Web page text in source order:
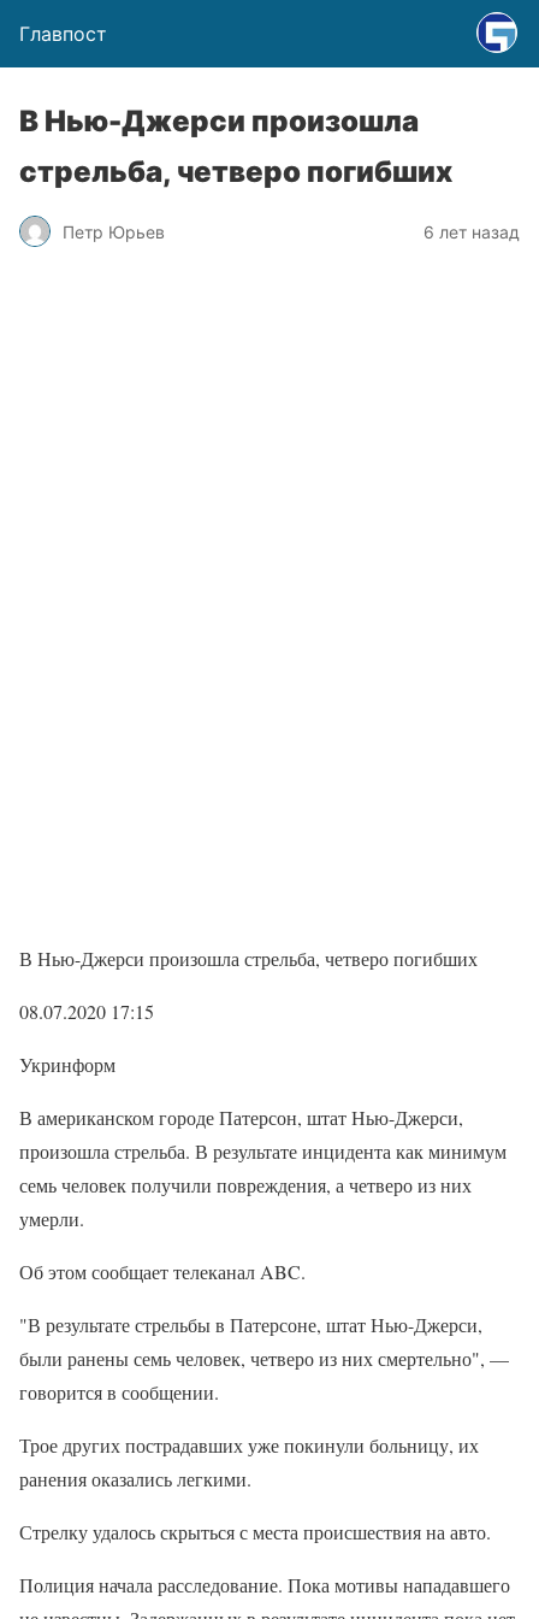
Главпост
В Нью-Джерси произошла
стрельба, четверо погибших
Петр Юрьев 6 лет назад
В Нью-Джерси произошла стрельба, четверо погибших
08.07.2020 17:15
Укринформ
В американском городе Патерсон, штат Нью-Джерси,
произошла стрельба. В результате инцидента как минимум
семь человек получили повреждения, а четверо из них
умерли.
Об этом сообщает телеканал ABC.
"В результате стрельбы в Патерсоне, штат Нью-Джерси,
были ранены семь человек, четверо из них смертельно", —
говорится в сообщении.
Трое других пострадавших уже покинули больницу, их
ранения оказались легкими.
Стрелку удалось скрыться с места происшествия на авто.
Полиция начала расследование. Пока мотивы нападавшего